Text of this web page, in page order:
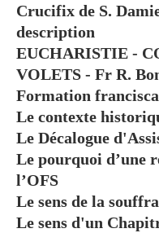
Crucifix de S.
description
EUCHARISTIE -
VOLETS - Fr R.
Formation
Le contexte
Le Décalogue
Le pourquoi d’une
l’OFS
Le sens de la
Le sens d'un